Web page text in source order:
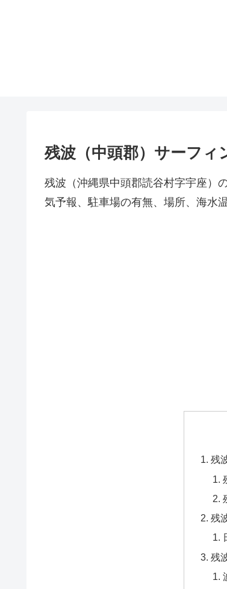
残波（中頭郡）サーフィ
残波（沖縄県中頭郡読谷村字宇座）
気予報、駐車場の有無、場所、海水
残
残
残